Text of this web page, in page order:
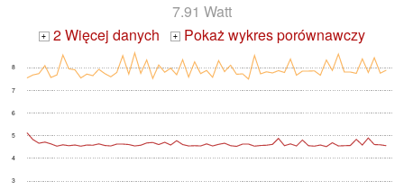
7.91 Watt
+ 2 Więcej danych + Pokaż wykres porównawczy
3
4
5
6
7
8